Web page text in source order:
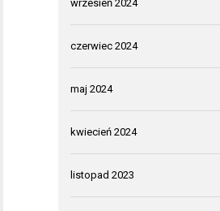
wrzesień 2024
czerwiec 2024
maj 2024
kwiecień 2024
listopad 2023